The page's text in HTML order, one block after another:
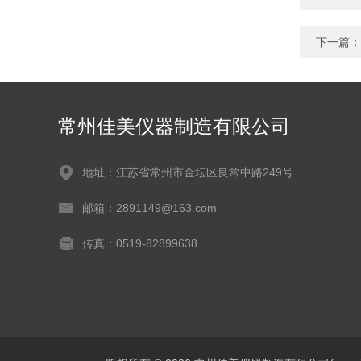
下一篇：
常州佳美仪器制造有限公司
地址：江苏省常州市金坛区良常中路249号
邮箱：2891149@163.com
传真：0519-82899638